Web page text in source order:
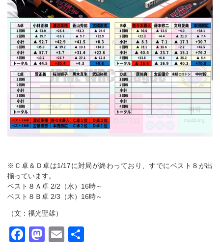
※Ｃ卓＆Ｄ卓は1/17に対局が終わっており、すでにベスト８が出
揃っています。
ベスト８Ａ卓 2/2（水）16時～
ベスト８Ｂ卓 2/3（木）16時～
（文：福光聖雄）
Facebook
Mastodon
Email